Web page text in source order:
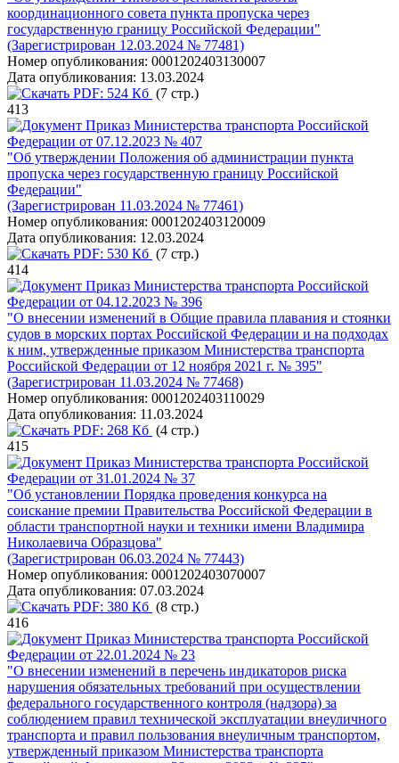
координационного совета пункта пропуска через
государственную границу Российской Федерации"
(Зарегистрирован 12.03.2024 № 77481)
Номер опубликования: 0001202403130007
Дата опубликования: 13.03.2024
PDF: 524 Кб (7 стр.)
413
Приказ Министерства транспорта Российской
Федерации от 07.12.2023 № 407
"Об утверждении Положения об администрации пункта
пропуска через государственную границу Российской
Федерации"
(Зарегистрирован 11.03.2024 № 77461)
Номер опубликования: 0001202403120009
Дата опубликования: 12.03.2024
PDF: 530 Кб (7 стр.)
414
Приказ Министерства транспорта Российской
Федерации от 04.12.2023 № 396
"О внесении изменений в Общие правила плавания и стоянки
судов в морских портах Российской Федерации и на подходах
к ним, утвержденные приказом Министерства транспорта
Российской Федерации от 12 ноября 2021 г. № 395"
(Зарегистрирован 11.03.2024 № 77468)
Номер опубликования: 0001202403110029
Дата опубликования: 11.03.2024
PDF: 268 Кб (4 стр.)
415
Приказ Министерства транспорта Российской
Федерации от 31.01.2024 № 37
"Об установлении Порядка проведения конкурса на
соискание премии Правительства Российской Федерации в
области транспортной науки и техники имени Владимира
Николаевича Образцова"
(Зарегистрирован 06.03.2024 № 77443)
Номер опубликования: 0001202403070007
Дата опубликования: 07.03.2024
PDF: 380 Кб (8 стр.)
416
Приказ Министерства транспорта Российской
Федерации от 22.01.2024 № 23
"О внесении изменений в перечень индикаторов риска
нарушения обязательных требований при осуществлении
федерального государственного контроля (надзора) за
соблюдением правил технической эксплуатации внеуличного
транспорта и правил пользования внеуличным транспортом,
утвержденный приказом Министерства транспорта